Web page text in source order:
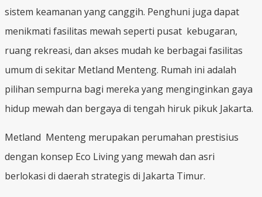
sistem keamanan yang canggih. Penghuni juga dapat
menikmati fasilitas mewah seperti pusat kebugaran,
ruang rekreasi, dan akses mudah ke berbagai fasilitas
umum di sekitar Metland Menteng. Rumah ini adalah
pilihan sempurna bagi mereka yang menginginkan gaya
hidup mewah dan bergaya di tengah hiruk pikuk Jakarta.
Metland Menteng merupakan perumahan prestisius
dengan konsep Eco Living yang mewah dan asri
berlokasi di daerah strategis di Jakarta Timur.